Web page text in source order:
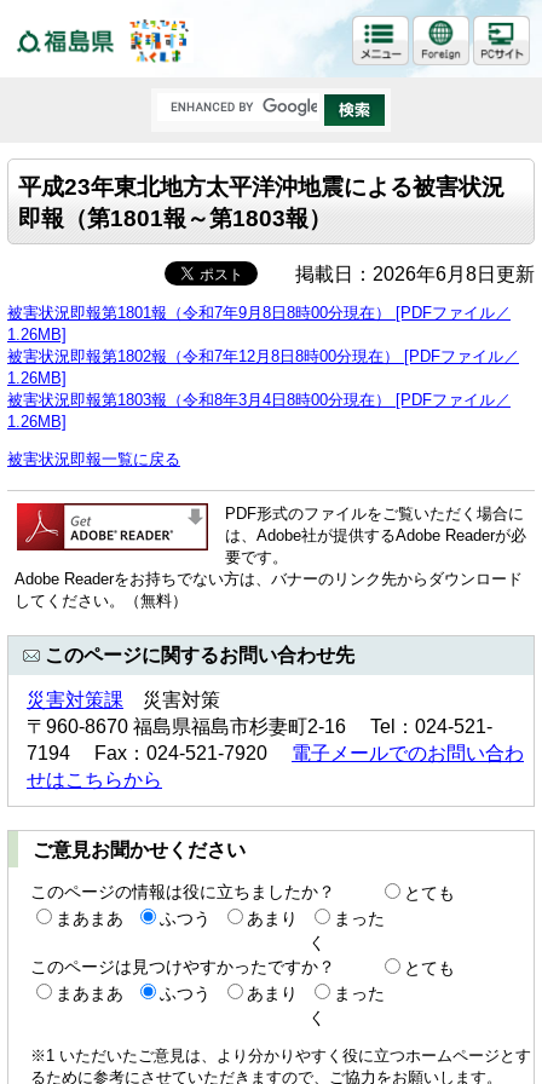
平成23年東北地方太平洋沖地震による被害状況
即報（第1801報～第1803報）
掲載日：2026年6月8日更新
被害状況即報第1801報（令和7年9月8日8時00分現在） [PDFファイル／
1.26MB]
被害状況即報第1802報（令和7年12月8日8時00分現在） [PDFファイル／
1.26MB]
被害状況即報第1803報（令和8年3月4日8時00分現在） [PDFファイル／
1.26MB]
被害状況即報一覧に戻る
PDF形式のファイルをご覧いただく場合に
は、Adobe社が提供するAdobe Readerが必
要です。
Adobe Readerをお持ちでない方は、バナーのリンク先からダウンロード
してください。（無料）
このページに関するお問い合わせ先
災害対策課 災害対策
〒960-8670 福島県福島市杉妻町2-16 Tel：024-521-
7194 Fax：024-521-7920 電子メールでのお問い合わ
せはこちらから
ご意見お聞かせください
このページの情報は役に立ちましたか？
とても
まあまあ
ふつう あまり
まった
く
このページは見つけやすかったですか？
とても
まあまあ
ふつう あまり
まった
く
※1 いただいたご意見は、より分かりやすく役に立つホームページとす
るために参考にさせていただきますので、ご協力をお願いします。